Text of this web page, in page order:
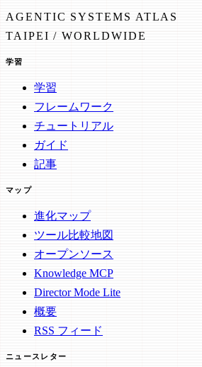
AGENTIC SYSTEMS ATLAS
TAIPEI / WORLDWIDE
学習
学習
フレームワーク
チュートリアル
ガイド
記事
マップ
進化マップ
ツール比較地図
オープンソース
Knowledge MCP
Director Mode Lite
概要
RSS フィード
ニュースレター